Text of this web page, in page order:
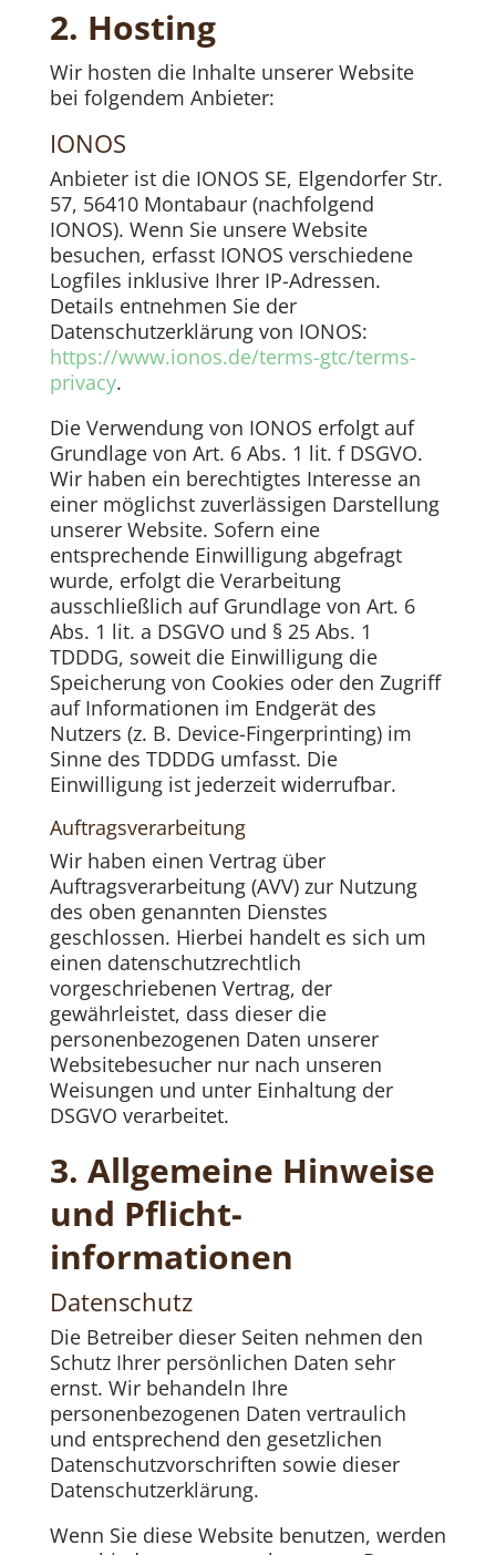
2. Hosting
Wir hosten die Inhalte unserer Website
bei folgendem Anbieter:
IONOS
Anbieter ist die IONOS SE, Elgendorfer Str.
57, 56410 Montabaur (nachfolgend
IONOS). Wenn Sie unsere Website
besuchen, erfasst IONOS verschiedene
Logfiles inklusive Ihrer IP-Adressen.
Details entnehmen Sie der
Datenschutzerklärung von IONOS:
https://www.ionos.de/terms-gtc/terms-
privacy.
Die Verwendung von IONOS erfolgt auf
Grundlage von Art. 6 Abs. 1 lit. f DSGVO.
Wir haben ein berechtigtes Interesse an
einer möglichst zuverlässigen Darstellung
unserer Website. Sofern eine
entsprechende Einwilligung abgefragt
wurde, erfolgt die Verarbeitung
ausschließlich auf Grundlage von Art. 6
Abs. 1 lit. a DSGVO und § 25 Abs. 1
TDDDG, soweit die Einwilligung die
Speicherung von Cookies oder den Zugriff
auf Informationen im Endgerät des
Nutzers (z. B. Device-Fingerprinting) im
Sinne des TDDDG umfasst. Die
Einwilligung ist jederzeit widerrufbar.
Auftragsverarbeitung
Wir haben einen Vertrag über
Auftragsverarbeitung (AVV) zur Nutzung
des oben genannten Dienstes
geschlossen. Hierbei handelt es sich um
einen datenschutzrechtlich
vorgeschriebenen Vertrag, der
gewährleistet, dass dieser die
personenbezogenen Daten unserer
Websitebesucher nur nach unseren
Weisungen und unter Einhaltung der
DSGVO verarbeitet.
3. Allgemeine Hinweise
und Pflicht­
informationen
Datenschutz
Die Betreiber dieser Seiten nehmen den
Schutz Ihrer persönlichen Daten sehr
ernst. Wir behandeln Ihre
personenbezogenen Daten vertraulich
und entsprechend den gesetzlichen
Datenschutzvorschriften sowie dieser
Datenschutzerklärung.
Wenn Sie diese Website benutzen, werden